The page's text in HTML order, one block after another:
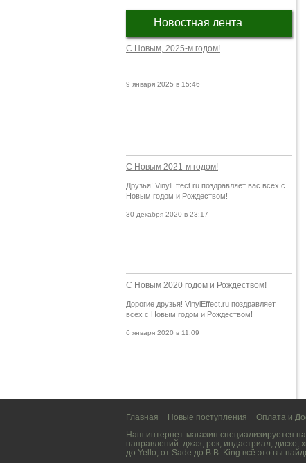
Новостная лента
С Новым, 2025-м годом!
9 января 2025 в 15:46
С Новым 2021-м годом!
Друзья! VinylEffect.ru поздравляет вас всех с
Новым годом и Рождеством!
30 декабря 2020 в 23:17
С Новым 2020 годом и Рождеством!
Дорогие друзья! VinylEffect.ru поздравляет
всех с Новым годом и Рождеством!
6 января 2020 в 11:09
Главная Новые поступления Оплата и
Наш интернет-магазин специализируется
направлений: джаз, рок, индастриал, диско,
до Yello, от Sade до B.B. King всё это вы